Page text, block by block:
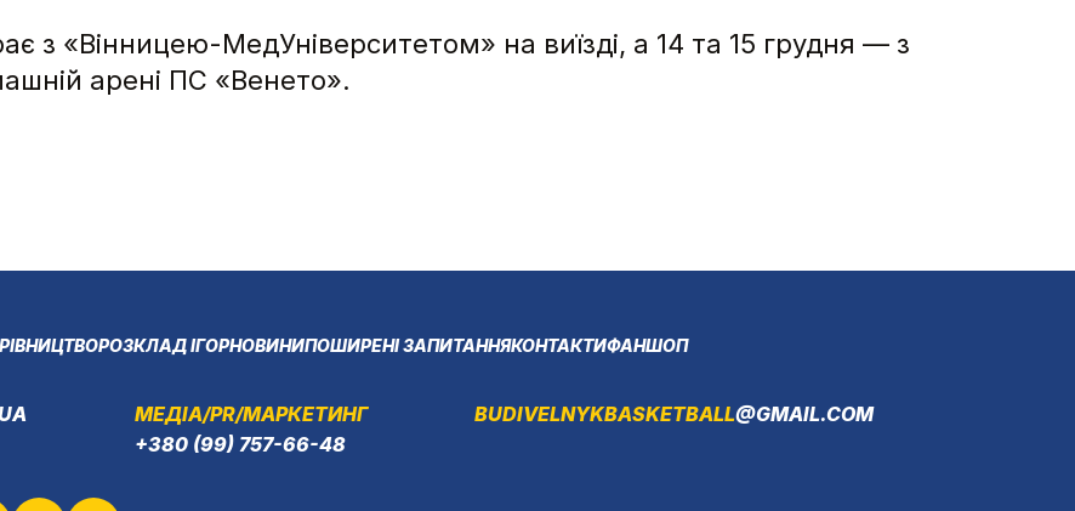
з «Вінницею-МедУніверситетом» на виїзді, а 14 та 15 грудня — з
арені ПС «Венето».
РОЗКЛАД ІГОРНОВИНИПОШИРЕНІ ЗАПИТАННЯКОНТАКТИФАНШОП
МЕДІА/PR/МАРКЕТИНГ
+380 (99) 757-66-48
BUDIVELNYKBASKETBALL@GMAIL.COM